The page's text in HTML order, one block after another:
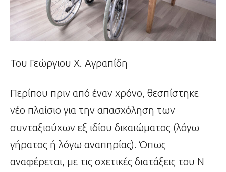
Του Γεώργιου Χ. Αγραπίδη
Περίπου πριν από έναν χρόνο, θεσπίστηκε
νέο πλαίσιο για την απασχόληση των
συνταξιούχων εξ ιδίου δικαιώματος (λόγω
γήρατος ή λόγω αναπηρίας). Όπως
αναφέρεται, με τις σχετικές διατάξεις του Ν